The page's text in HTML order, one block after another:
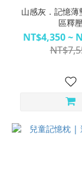
山感灰．記憶薄
區釋壓
NT$4,350 ~